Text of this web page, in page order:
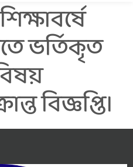
ভর্তিকৃত
বিজ্ঞপ্তি।